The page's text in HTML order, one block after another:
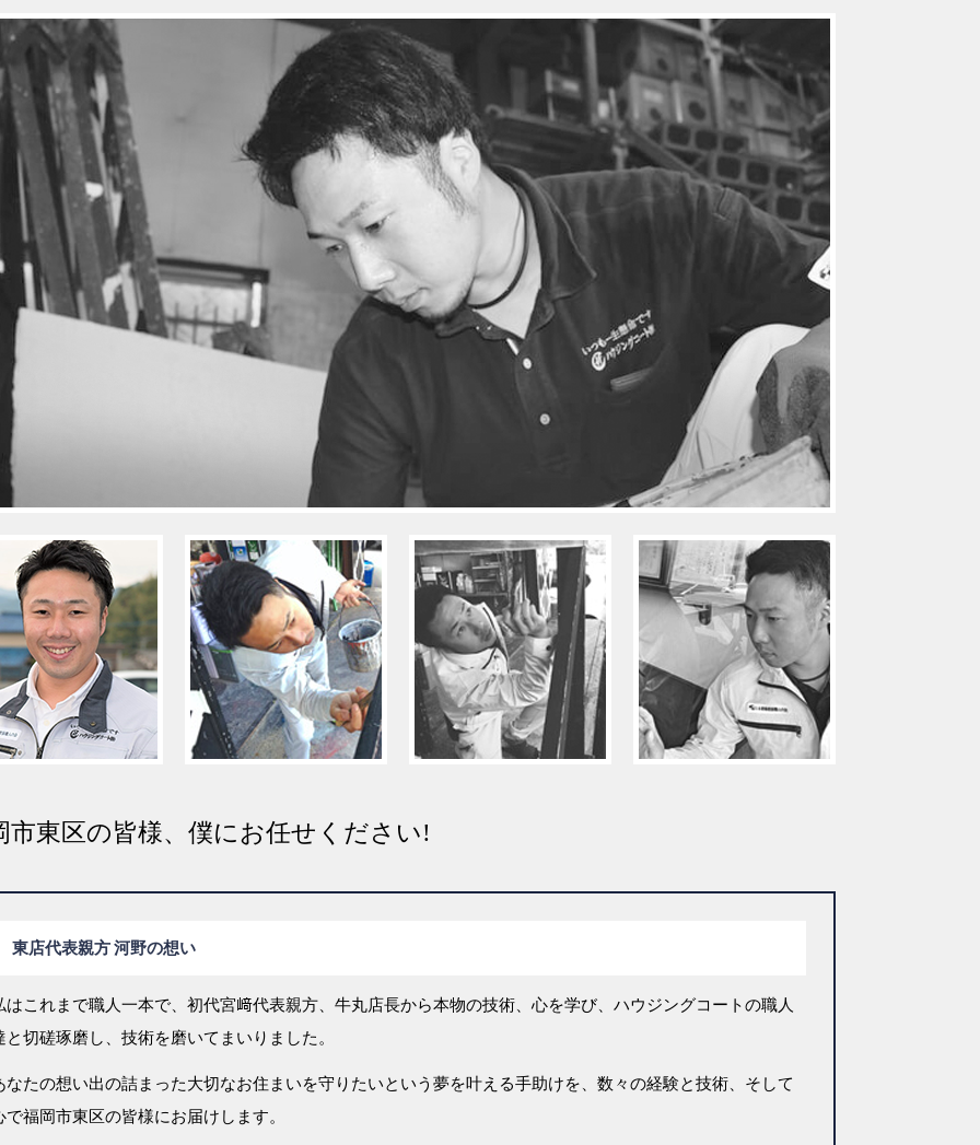
市東区の皆様、僕にお任せください!
東店代表親方 河野の想い
はこれまで職人一本で、初代宮﨑代表親方、牛丸店長から本物の技術、心を学び、ハウジングコートの職人
と切磋琢磨し、技術を磨いてまいりました。
なたの想い出の詰まった大切なお住まいを守りたいという夢を叶える手助けを、数々の経験と技術、そして
で福岡市東区の皆様にお届けします。